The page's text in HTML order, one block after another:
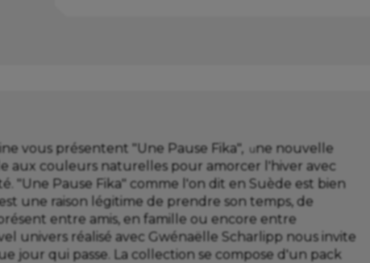
vous présentent "Une Pause Fika", une nouvelle
aux couleurs naturelles pour amorcer l'hiver avec
"Une Pause Fika" comme l'on dit en Suède est bien
une raison légitime de prendre son temps, de
entre amis, en famille ou encore entre
univers réalisé avec Gwénaëlle Scharlipp nous invite
jour qui passe. La collection se compose d'un pack